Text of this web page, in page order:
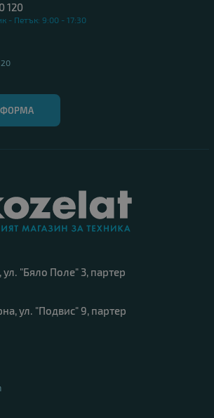
120
- Петък: 9:00 - 17:30
ФОРМА
"Бяло Поле" 3, партер
ул. "Подвис" 9, партер